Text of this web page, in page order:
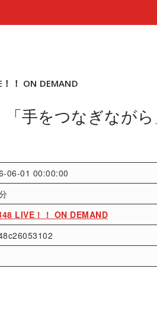
！！ ON DEMAND
手をつなぎながら
06-01 00:00:00
LIVE！！ ON DEMAND